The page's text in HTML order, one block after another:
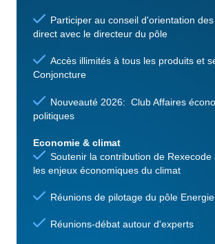
Participer au conseil d'orientation
direct avec le directeur du pôle
Accès illimités à tous les produits et
Conjoncture
Nouveauté 2026: Club Affaires
politiques
Economie & climat
Soutenir la contribution de Rexecode
les enjeux économiques du climat
Réunions de pilotage du pôle
Réunions-débat autour d'experts